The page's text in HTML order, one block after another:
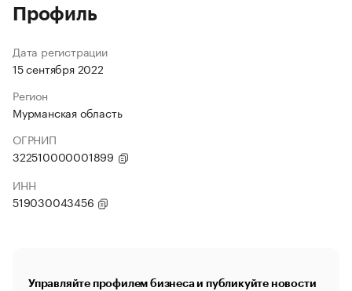
Профиль
Дата регистрации
15 сентября 2022
Регион
Мурманская область
ОГРНИП
322510000001899
ИНН
519030043456
Управляйте профилем бизнеса и публикуйте новости